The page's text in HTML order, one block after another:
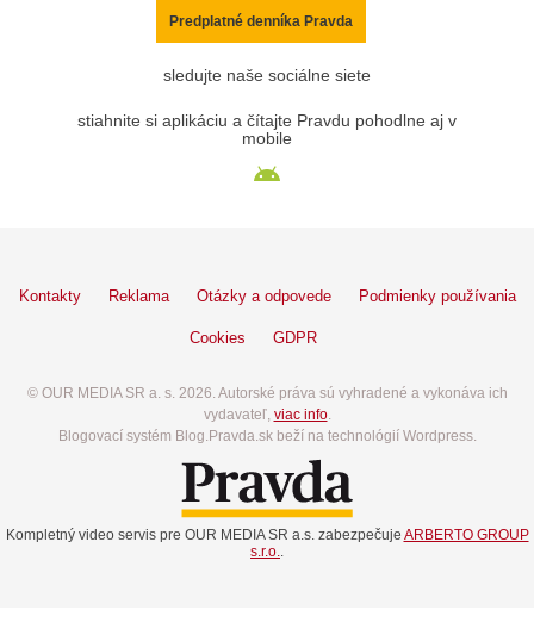
Predplatné denníka Pravda
sledujte naše sociálne siete
stiahnite si aplikáciu a čítajte Pravdu pohodlne aj v
mobile
Kontakty Reklama Otázky a odpovede Podmienky používania
Cookies GDPR
© OUR MEDIA SR a. s. 2026. Autorské práva sú vyhradené a vykonáva ich
vydavateľ, viac info.
Blogovací systém Blog.Pravda.sk beží na technológií Wordpress.
Kompletný video servis pre OUR MEDIA SR a.s. zabezpečuje ARBERTO GROUP
s.r.o.